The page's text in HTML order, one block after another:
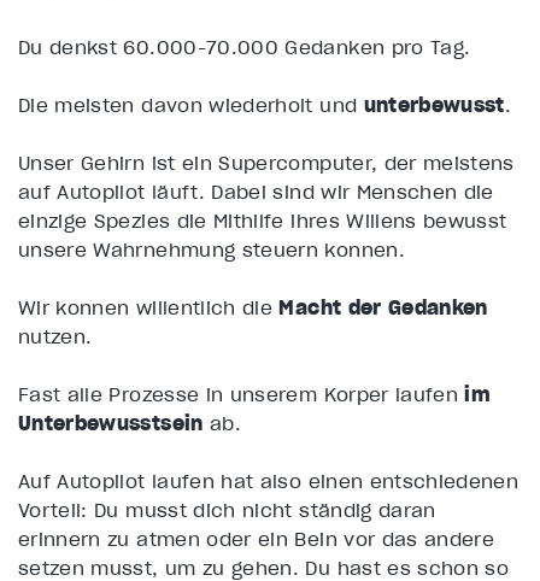
Du denkst 60.000-70.000 Gedanken pro Tag.
Die meisten davon wiederholt und unterbewusst.
Unser Gehirn ist ein Supercomputer, der meistens
auf Autopilot läuft. Dabei sind wir Menschen die
einzige Spezies die Mithilfe ihres Willens bewusst
unsere Wahrnehmung steuern können.
Wir können willentlich dieMacht der Gedanken
nutzen.
Fast alle Prozesse in unserem Körper laufenim
Unterbewusstsein ab.
Auf Autopilot laufen hat also einen entschiedenen
Vorteil: Du musst dich nicht ständig daran
erinnern zu atmen oder ein Bein vor das andere
setzen musst, um zu gehen. Du hast es schon so